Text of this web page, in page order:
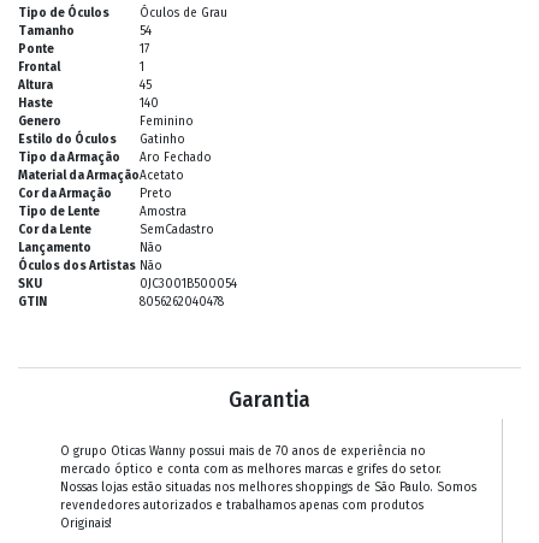
Tipo de Óculos
Óculos de Grau
Tamanho
54
Ponte
17
Frontal
1
Altura
45
Haste
140
Genero
Feminino
Estilo do Óculos
Gatinho
Tipo da Armação
Aro Fechado
Material da ArmaçãoAcetato
Cor da Armação
Preto
Tipo de Lente
Amostra
Cor da Lente
SemCadastro
Lançamento
Não
Óculos dos Artistas Não
SKU
0JC3001B500054
GTIN
8056262040478
Garantia
O grupo Oticas Wanny possui mais de 70 anos de experiência no
mercado óptico e conta com as melhores marcas e grifes do setor.
Nossas lojas estão situadas nos melhores shoppings de São Paulo. Somos
revendedores autorizados e trabalhamos apenas com produtos
Originais!